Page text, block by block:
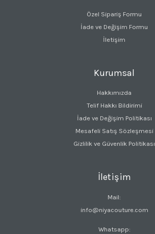
Özel Sipariş Formu
İade ve Değişim Formu
İletişim
Kurumsal
Hakkımızda
Telif Hakkı Bildirimi
İade ve Değişim Politikası
Mesafeli Satış Sözleşmesi
Gizlilik ve Güvenlik Politikası
İletişim
Mail:
info@niyacouture.com
Whatsapp: